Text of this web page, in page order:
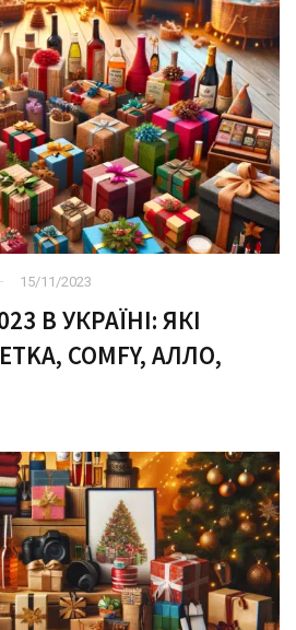
15/11/2023
В УКРАЇНІ: ЯКІ
COMFY, АЛЛО,